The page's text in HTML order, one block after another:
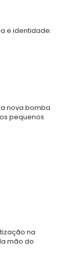
e identidade:
a nova bomba
pequenos
na
mão do